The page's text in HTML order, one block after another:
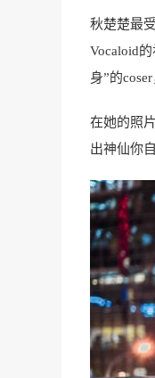
秋楚楚最
Vocaloid
身”的
在她的照
出神仙你